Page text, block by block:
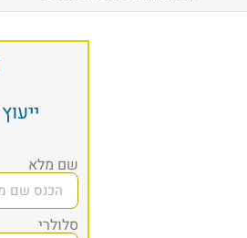
ייעוץ
שם מלא
סלולרי